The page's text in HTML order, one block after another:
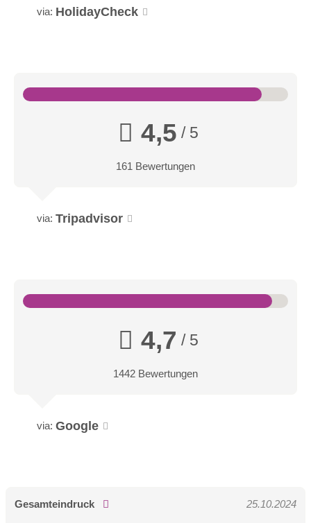
via: HolidayCheck
4,5 / 5
161 Bewertungen
via: Tripadvisor
4,7 / 5
1442 Bewertungen
via: Google
Gesamteindruck 25.10.2024